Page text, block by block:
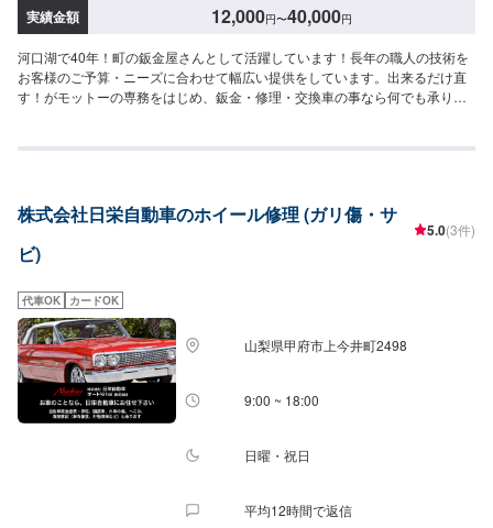
実績金額 12,000円〜40,000円
河口湖で40年！町の鈑金屋さんとして活躍しています！長年の職人の技術を
お客様のご予算・ニーズに合わせて幅広い提供をしています。出来るだけ直
す！がモットーの専務をはじめ、鈑金・修理・交換車の事なら何でも承りま
【3】お見積りにご納得いただければ作業開始【4】仕上がり次第納車-----納
パーツの持ち込み可能です。オファーにて詳細をお願い致します。-----代車に
ついて-----無料の代車をご用意しています。お車の作業中は代車をご利用くだ
さい。※代車の燃料代はお客様にご負担いただいております。-----ご来店時の
す。入庫の際はお気をつけてお越しください。駐車スペースは事務所前の空
いているスペースに駐車してください。受付はスタッフへ「メンテモで予約
しました」とお伝えください。ご案内いたします。【定休日・営業時間】定
休日：日曜日、祝日営業時間：8:30~17:30
株式会社日栄自動車のホイール修理 (ガリ傷・サ
ビ)
5.0(3件)
代車OK カードOK
山梨県甲府市上今井町2498
9:00 ~ 18:00
日曜・祝日
平均12時間で返信